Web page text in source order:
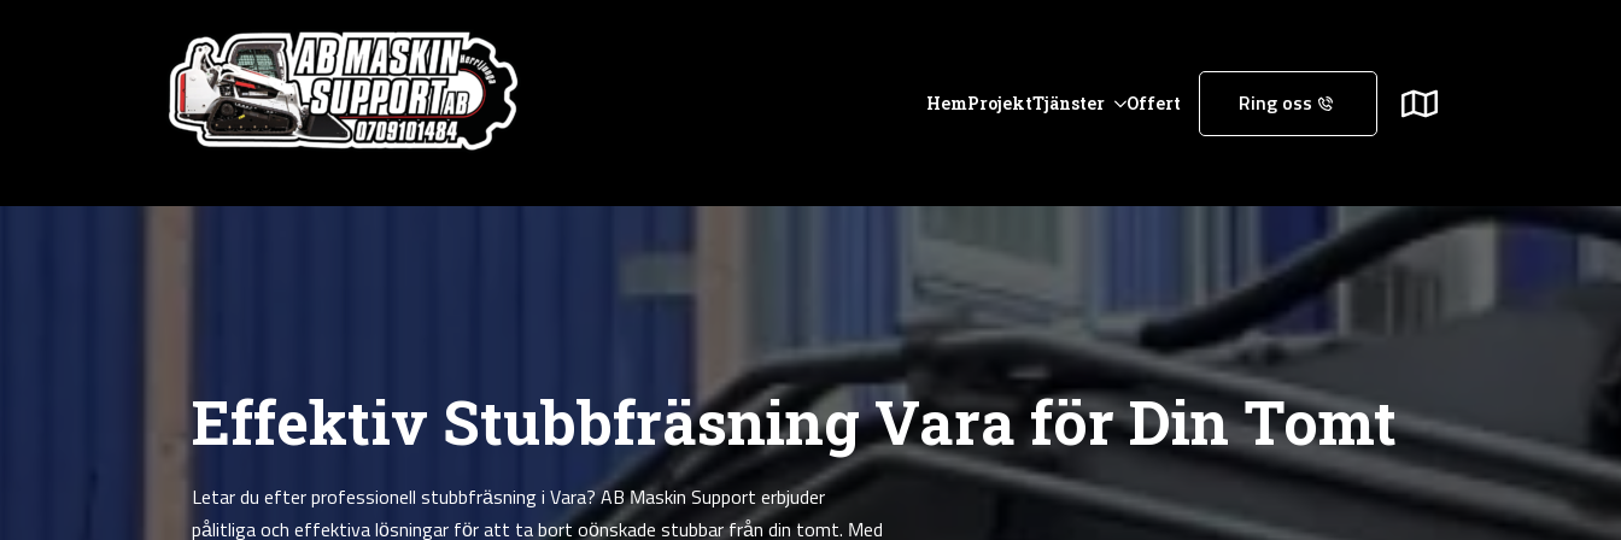
HemProjektTjänster Offert Ring oss
Effektiv Stubbfräsning Vara för Din Tomt
Letar du efter professionell stubbfräsning i Vara? AB Maskin Support erbjuder
pålitliga och effektiva lösningar för att ta bort oönskade stubbar från din tomt. Med